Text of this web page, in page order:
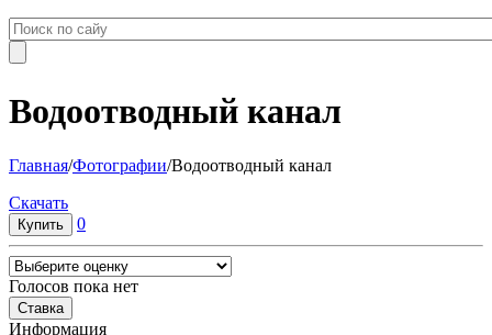
Водоотводный канал
Главная/Фотографии/Водоотводный канал
Cкачать
0
Голосов пока нет
Информация